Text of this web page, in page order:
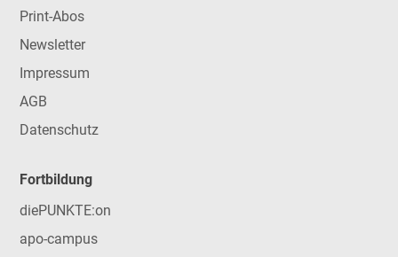
Print-Abos
Newsletter
Impressum
AGB
Datenschutz
Fortbildung
diePUNKTE:on
apo-campus